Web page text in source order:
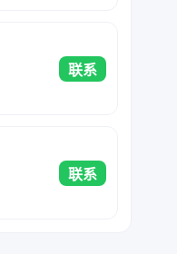
联系
联系